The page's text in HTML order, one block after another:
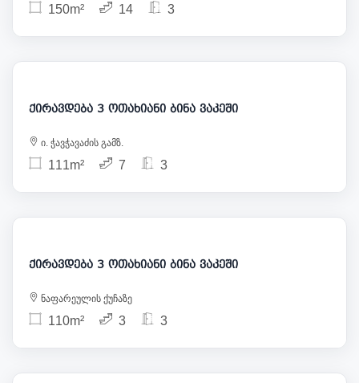
150m² 14 3
3 000
ქირავდება 3 ოთახიანი ბინა ვაკეში
ი. ჭავჭავაძის გამზ.
111m² 7 3
2 000
ქირავდება 3 ოთახიანი ბინა ვაკეში
ნაფარეულის ქუჩაზე
110m² 3 3
2 500